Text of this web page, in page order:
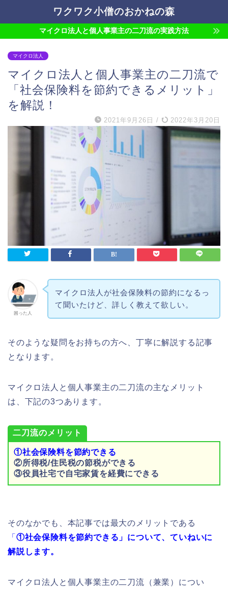
ワクワク小僧のおかねの森
マイクロ法人と個人事業主の二刀流の実践方法
マイクロ法人
マイクロ法人と個人事業主の二刀流で
「社会保険料を節約できるメリット」
を解説！
2021年9月26日 / 2022年3月20日
困った人
マイクロ法人が社会保険料の節約になるっ
て聞いたけど、詳しく教えて欲しい。
そのような疑問をお持ちの方へ、丁寧に解説する記事
となります。
マイクロ法人と個人事業主の二刀流の主なメリット
は、下記の3つあります。
二刀流のメリット
①社会保険料を節約できる
②所得税/住民税の節税ができる
③役員社宅で自宅家賃を経費にできる
そのなかでも、本記事では最大のメリットである
「 ①社会保険料を節約できる」について、ていねいに
解説します。
マイクロ法人と個人事業主の二刀流（兼業）につい